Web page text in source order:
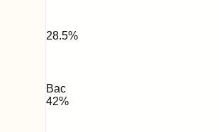
28.5%
Bac
42%